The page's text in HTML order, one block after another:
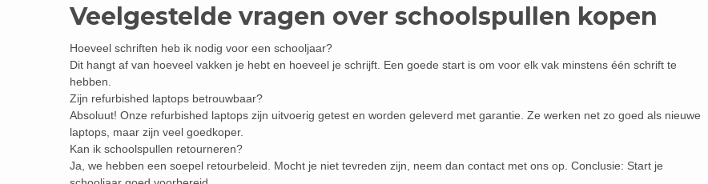
Veelgestelde vragen over schoolspullen kopen
Hoeveel schriften heb ik nodig voor een schooljaar?
Dit hangt af van hoeveel vakken je hebt en hoeveel je schrijft. Een goede start is om voor elk vak minstens één schrift te
hebben.
Zijn refurbished laptops betrouwbaar?
Absoluut! Onze refurbished laptops zijn uitvoerig getest en worden geleverd met garantie. Ze werken net zo goed als nieuwe
laptops, maar zijn veel goedkoper.
Kan ik schoolspullen retourneren?
Ja, we hebben een soepel retourbeleid. Mocht je niet tevreden zijn, neem dan contact met ons op. Conclusie: Start je